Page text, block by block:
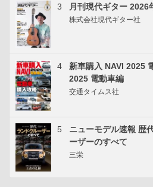
3 月刊現代ギター 2026
株式会社現代ギター社
4
新車購入 NAVI 2025
2025 電動車編
交通タイムス社
5
ニューモデル速報 歴
ーザーのすべて
三栄